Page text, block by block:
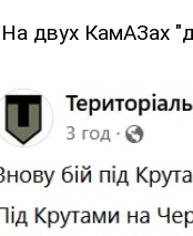
На двух КамАЗах